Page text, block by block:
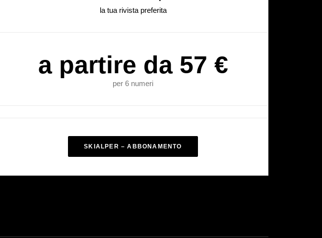
la tua rivista preferita
a partire da 57 €
per 6 numeri
SKIALPER – ABBONAMENTO